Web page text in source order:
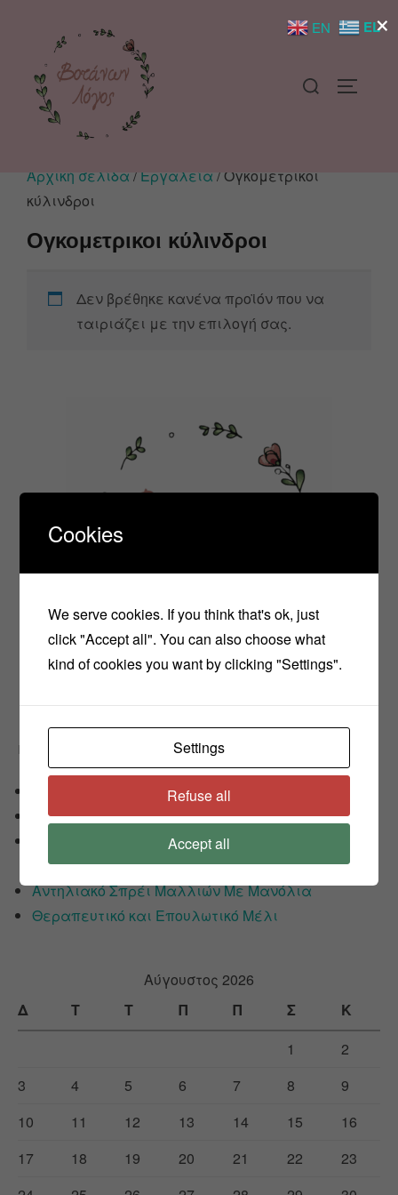
Αρχική σελίδα / Εργαλεία / Ογκομετρικοι
κύλινδροι
Ογκομετρικοι κύλινδροι
Δεν βρέθηκε κανένα προϊόν που να
ταιριάζει με την επιλογή σας.
Πρόσφατα άρθρα
Φυσικό Αντικουνουπικό Τζελ Με Αιθέρια Έλαια
Φυσικό Αντικουνουπικό Spray Σώματος
Δροσιστικό Σπρέι Σώματος Με Ροδάκινο (Body
Mist)
Αντηλιακό Σπρέι Μαλλιών Με Μανόλια
Θεραπευτικό και Επουλωτικό Μέλι
Αύγουστος 2026
Δ
Τ Τ Π Π Σ
Κ
1
2
3
4 5 6 7 8
9
10
11 12 13 14 15
16
17
18 19 20 21 22
23
×
Cookies
We serve cookies. If you think that's ok, just
click "Accept all". You can also choose what
kind of cookies you want by clicking "Settings".
Settings
Refuse all
Accept all
EN EL